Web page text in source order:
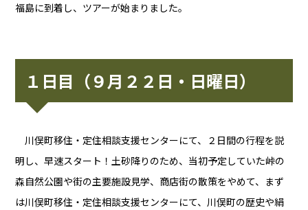
福島に到着し、ツアーが始まりました。
１日目（９月２２日・日曜日）
川俣町移住・定住相談支援センターにて、２日間の行程を説
明し、早速スタート！土砂降りのため、当初予定していた峠の
森自然公園や街の主要施設見学、商店街の散策をやめて、まず
は川俣町移住・定住相談支援センターにて、川俣町の歴史や絹